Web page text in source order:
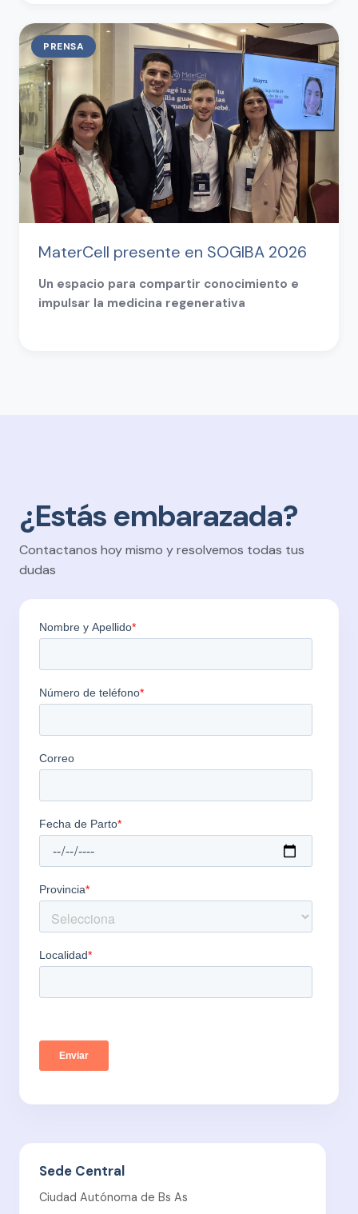
PRENSA
MaterCell presente en SOGIBA 2026
Un espacio para compartir conocimiento e
impulsar la medicina regenerativa
¿Estás embarazada?
Contactanos hoy mismo y resolvemos todas tus
dudas
Sede Central
Ciudad Autónoma de Bs As